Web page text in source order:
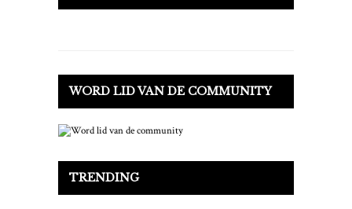
WORD LID VAN DE COMMUNITY
TRENDING